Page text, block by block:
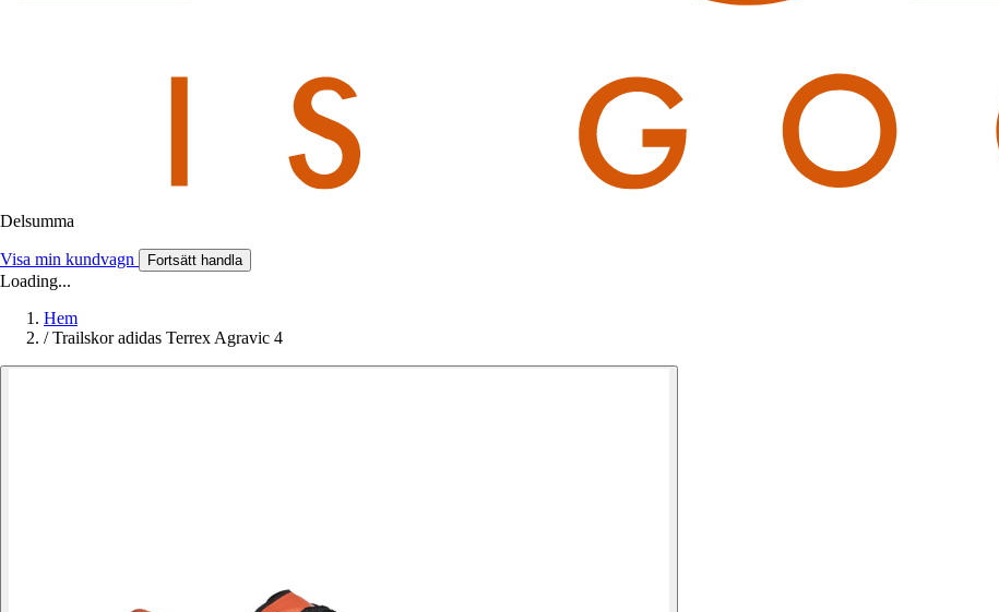
Delsumma
Visa min kundvagn Fortsätt handla
Loading...
Hem
/ Trailskor adidas Terrex Agravic 4